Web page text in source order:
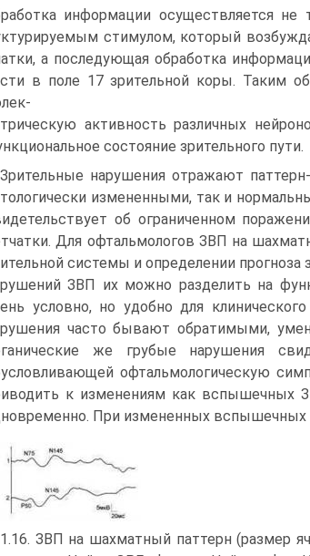
информации осуществляется не
стимулом, который
а последующая обработка
в поле 17 зрительной коры. Таким
трическую активность различных
состояние зрительного пути.
Зрительные нарушения отражают
измененными, так и
об ограниченном
Для офтальмологов ЗВП на
системы и определении
ЗВП их можно разделить на
условно, но удобно для
часто бывают обратимыми,
же грубые нарушения
офтальмологическую
к изменениям как вспышечных
При измененных вспышечных
1.16. ЗВП на шахматный паттерн (размер